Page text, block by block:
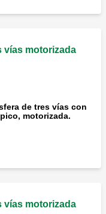
vías motorizada
de tres vías con
motorizada.
vías motorizada